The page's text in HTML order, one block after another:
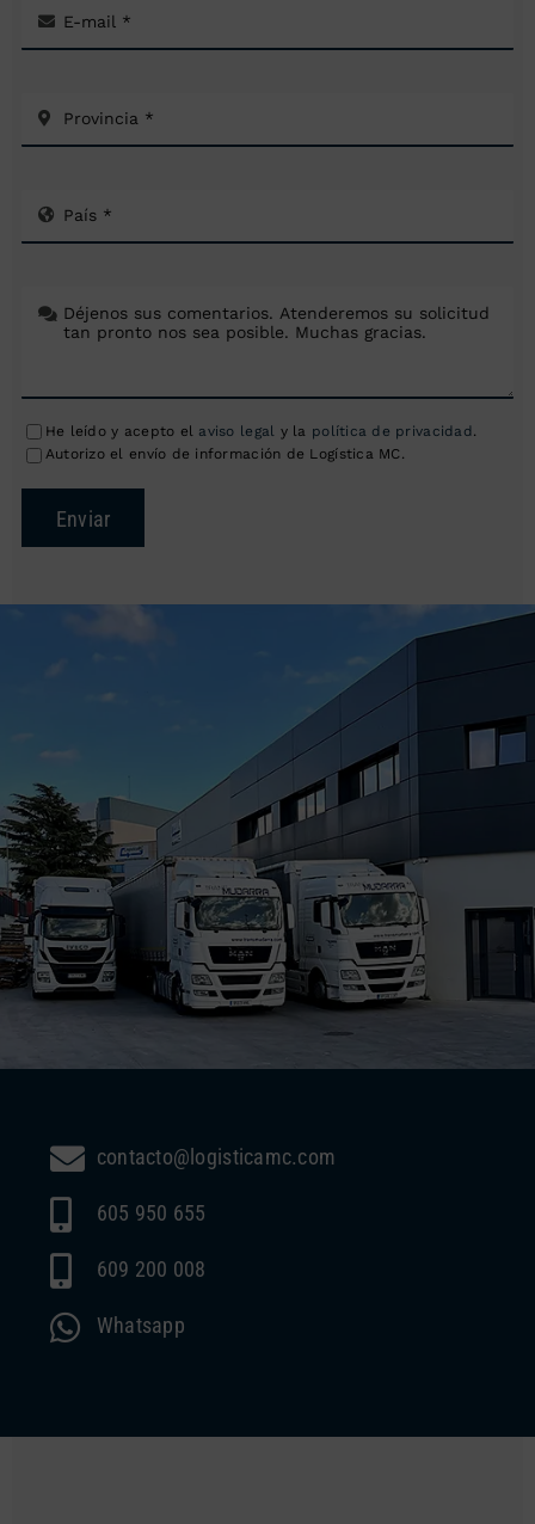
contacto@logisticamc.com
605 950 655
609 200 008
Whatsapp
He leído y acepto el aviso legal y la política de privacidad.
Autorizo el envío de información de Logística MC.
Enviar